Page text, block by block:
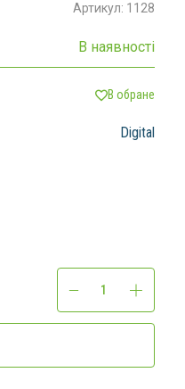
Артикул: 1128
В наявності
В обране
Digital